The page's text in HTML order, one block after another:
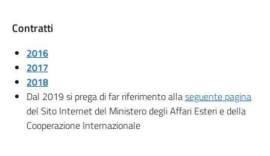
Contratti
2016
2017
2018
Dal 2019 si prega di far riferimento allaseguente pagina
del Sito Internet del Ministero degli Affari Esteri e della
Cooperazione Internazionale